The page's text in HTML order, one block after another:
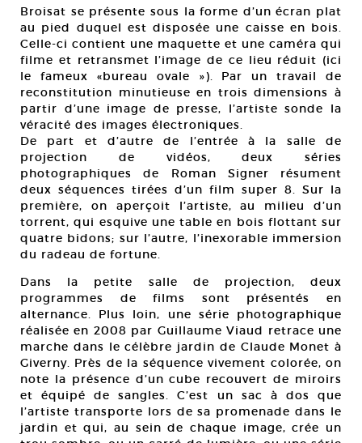
Broisat se présente sous la forme d’un écran plat
au pied duquel est disposée une caisse en bois.
Celle-ci contient une maquette et une caméra qui
filme et retransmet l’image de ce lieu réduit (ici
le fameux «bureau ovale »). Par un travail de
reconstitution minutieuse en trois dimensions à
partir d’une image de presse, l’artiste sonde la
véracité des images électroniques.
De part et d’autre de l’entrée à la salle de
projection de vidéos, deux séries
photographiques de Roman Signer résument
deux séquences tirées d’un film super 8. Sur la
première, on aperçoit l’artiste, au milieu d’un
torrent, qui esquive une table en bois flottant sur
quatre bidons; sur l’autre, l’inexorable immersion
du radeau de fortune.
Dans la petite salle de projection, deux
programmes de films sont présentés en
alternance. Plus loin, une série photographique
réalisée en 2008 par Guillaume Viaud retrace une
marche dans le célèbre jardin de Claude Monet à
Giverny. Près de la séquence vivement colorée, on
note la présence d’un cube recouvert de miroirs
et équipé de sangles. C’est un sac à dos que
l’artiste transporte lors de sa promenade dans le
jardin et qui, au sein de chaque image, crée un